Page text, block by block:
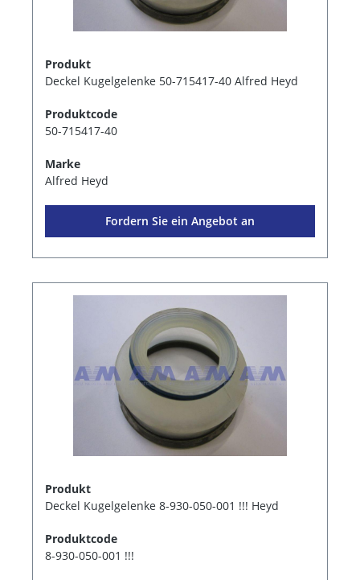
Produkt
Deckel Kugelgelenke 50-715417-40 Alfred Heyd
Produktcode
50-715417-40
Marke
Alfred Heyd
Fordern Sie ein Angebot an
Produkt
Deckel Kugelgelenke 8-930-050-001 !!! Heyd
Produktcode
8-930-050-001 !!!